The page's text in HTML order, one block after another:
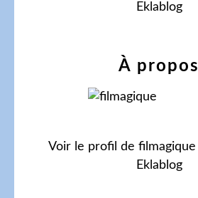
Eklablog
À propos
Voir le profil de filmagique
Eklablog